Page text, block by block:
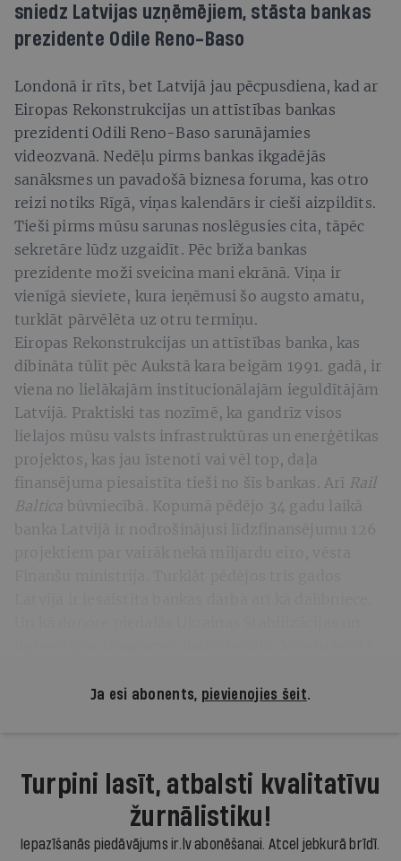
sniedz Latvijas uzņēmējiem, stāsta bankas
prezidente Odile Reno-Baso
Londonā ir rīts, bet Latvijā jau pēcpusdiena, kad ar
Eiropas Rekonstrukcijas un attīstības bankas
prezidenti Odili Reno-Baso sarunājamies
videozvanā. Nedēļu pirms bankas ikgadējās
sanāksmes un pavadošā biznesa foruma, kas otro
reizi notiks Rīgā, viņas kalendārs ir cieši aizpildīts.
Tieši pirms mūsu sarunas noslēgusies cita, tāpēc
sekretāre lūdz uzgaidīt. Pēc brīža bankas
prezidente moži sveicina mani ekrānā. Viņa ir
vienīgā sieviete, kura ieņēmusi šo augsto amatu,
turklāt pārvēlēta uz otru termiņu.
Eiropas Rekonstrukcijas un attīstības banka, kas
dibināta tūlīt pēc Aukstā kara beigām 1991. gadā, ir
viena no lielākajām institucionālajām ieguldītājām
Latvijā. Praktiski tas nozīmē, ka gandrīz visos
lielajos mūsu valsts infrastruktūras un enerģētikas
projektos, kas jau īstenoti vai vēl top, daļa
finansējuma piesaistīta tieši no šīs bankas. Arī Rail
Baltica būvniecībā. Kopumā pēdējo 34 gadu laikā
banka Latvijā ir nodrošinājusi līdzfinansējumu 126
Ja esi abonents, pievienojies šeit.
Turpini lasīt, atbalsti kvalitatīvu
žurnālistiku!
Iepazīšanās piedāvājums ir.lv abonēšanai. Atcel jebkurā brīdī.